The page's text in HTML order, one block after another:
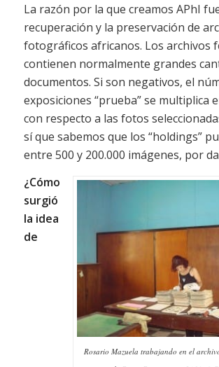
La razón por la que creamos APhI
recuperación y la preservación de
fotográficos africanos. Los archivos
contienen normalmente grandes
documentos. Si son negativos, el
exposiciones “prueba” se multiplica
con respecto a las fotos
sí que sabemos que los “holdings”
entre 500 y 200.000 imágenes, por
Rosario Mazuela trabajando en el
¿Cómo
surgió
la idea
de